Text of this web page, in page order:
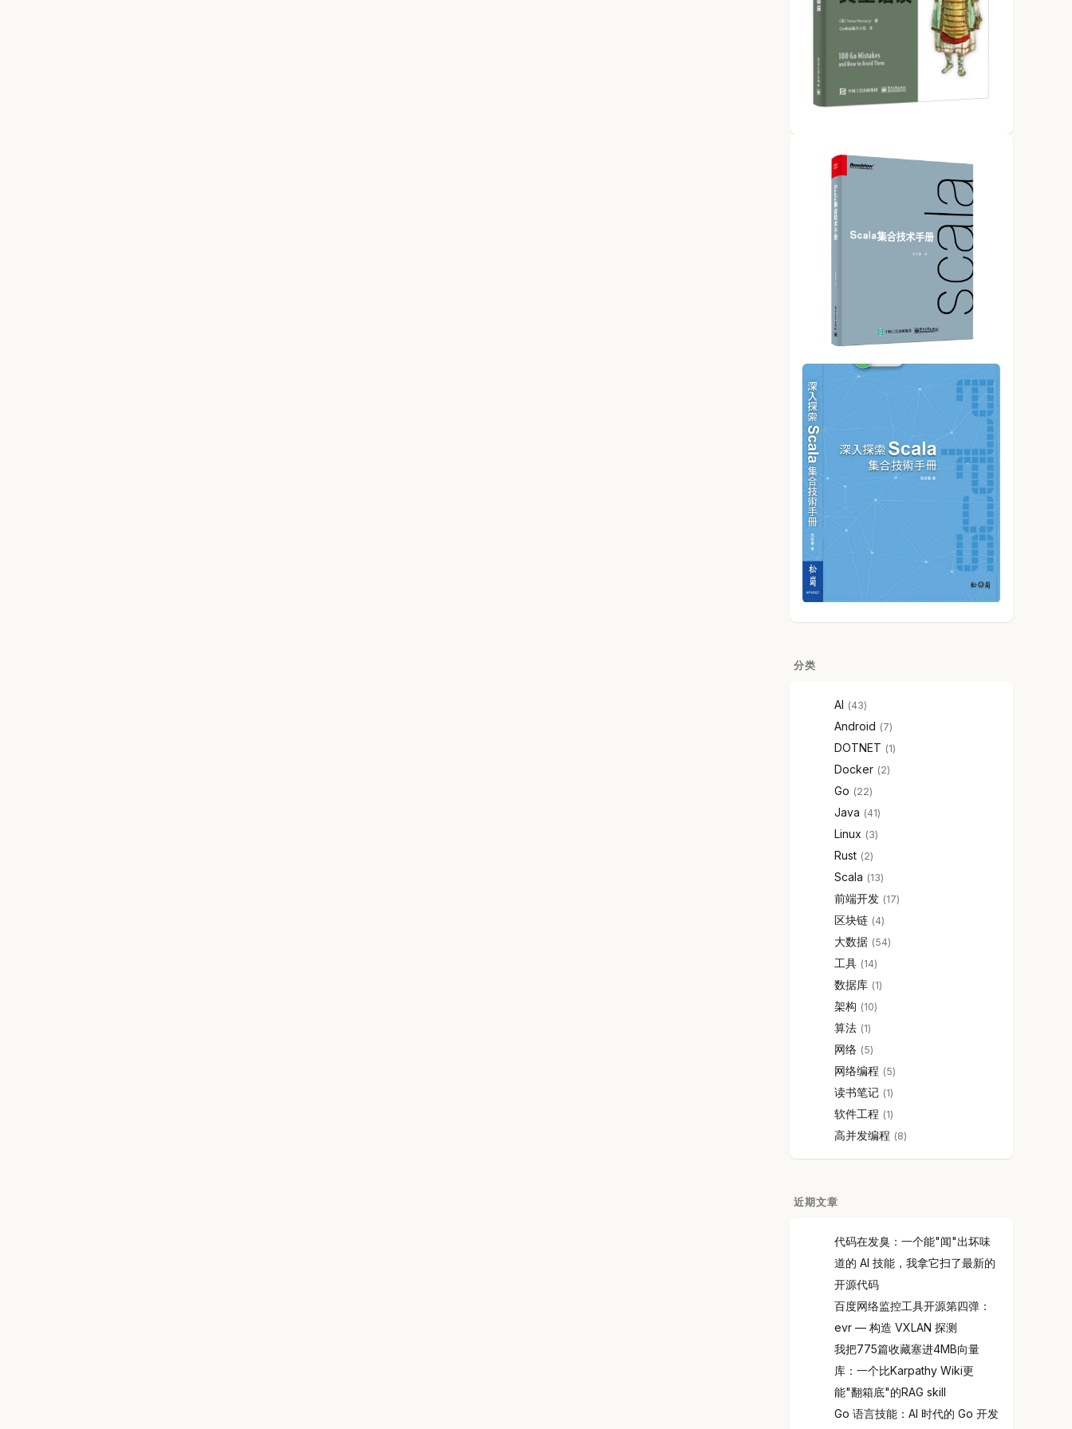
分类
AI 43
Android 7
DOTNET 1
Docker 2
Go 22
Java 41
Linux 3
Rust 2
Scala 13
前端开发 17
区块链 4
大数据 54
工具 14
数据库 1
架构 10
算法 1
网络 5
网络编程 5
读书笔记 1
软件工程 1
高并发编程 8
近期文章
代码在发臭：一个能"闻"出坏味
道的 AI 技能，我拿它扫了最新的
开源代码
百度网络监控工具开源第四弹：
evr — 构造 VXLAN 探测
我把775篇收藏塞进4MB向量
库：一个比Karpathy Wiki更
能"翻箱底"的RAG skill
Go 语言技能：AI 时代的 Go 开发